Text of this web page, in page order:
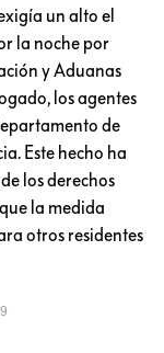
un alto el
la noche por
y Aduanas
los agentes
de
Este hecho ha
los derechos
la medida
otros residentes